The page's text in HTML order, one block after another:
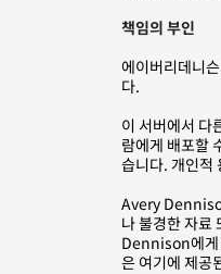
책임의 부인
에이버리데니
다.
이 서버에서 다
람에게 배포할
습니다. 개인적
Avery
나 불경한 자료
Dennison에게
은 여기에 제공